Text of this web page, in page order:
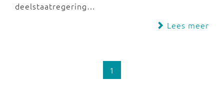
deelstaatregering…
Lees meer
1